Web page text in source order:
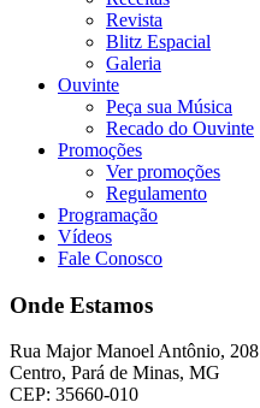
Revista
Blitz Espacial
Galeria
Ouvinte
Peça sua Música
Recado do Ouvinte
Promoções
Ver promoções
Regulamento
Programação
Vídeos
Fale Conosco
Onde Estamos
Rua Major Manoel Antônio, 208
Centro, Pará de Minas, MG
CEP: 35660-010